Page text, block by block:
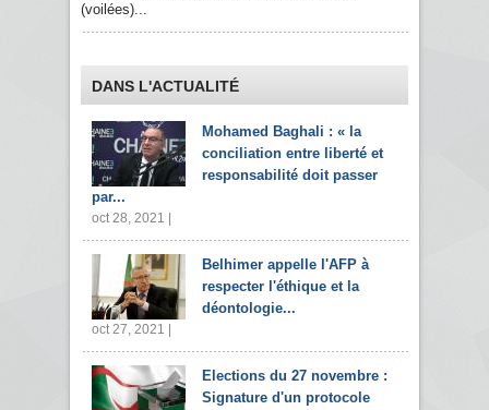
(voilées)...
DANS L'ACTUALITÉ
Mohamed Baghali : « la
conciliation entre liberté et
responsabilité doit passer
par...
oct 28, 2021 |
Belhimer appelle l'AFP à
respecter l'éthique et la
déontologie...
oct 27, 2021 |
Elections du 27 novembre :
Signature d'un protocole